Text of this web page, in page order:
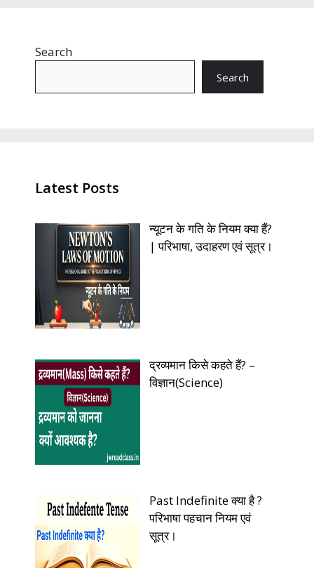
Search
Search
Latest Posts
न्यूटन के गति के नियम क्या हैं?
| परिभाषा, उदाहरण एवं सूत्र।
द्रव्यमान किसे कहते हैं? –
विज्ञान(Science)
Past Indefinite क्या है ?
परिभाषा पहचान नियम एवं
सूत्र।